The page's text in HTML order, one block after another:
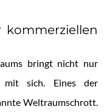
kommerziellen
bringt nicht nur
mit sich. Eines der
Weltraumschrott.